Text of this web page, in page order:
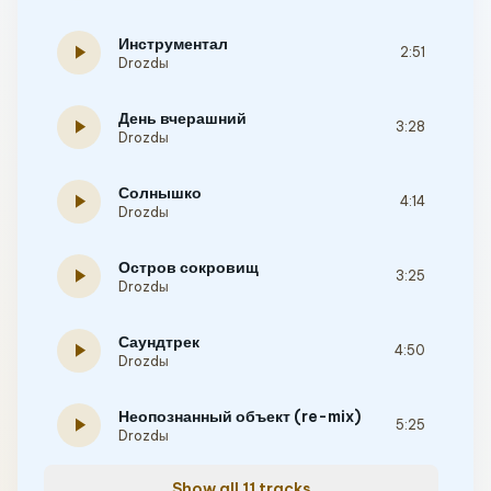
play_arrow Инструментал
Drozdы
2:51
play_arrow День вчерашний
Drozdы
3:28
play_arrow Солнышко
Drozdы
4:14
play_arrow Остров сокровищ
Drozdы
3:25
play_arrow Саундтрек
Drozdы
4:50
play_arrow Неопознанный объект (re-mix)
Drozdы
5:25